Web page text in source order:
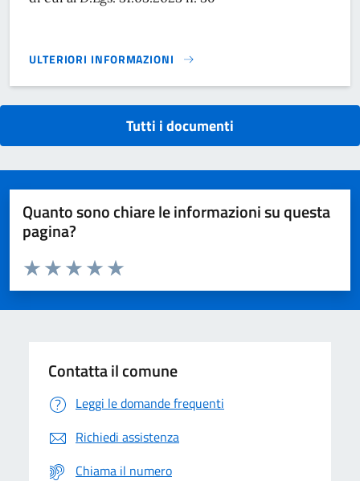
ULTERIORI INFORMAZIONI
ADOZIONE SCHEMA PROGRAMMA TRIENNALE DEI
Tutti i documenti
Quanto sono chiare le informazioni su questa
pagina?
Domanda
Valuta da 1 a 5 stelle la pagina
Valuta 5 stelle su 5
Valuta 4 stelle su 5
Valuta 3 stelle su 5
Valuta 2 stelle su 5
Valuta 1 stelle su 5
Contatta il comune
Leggi le domande frequenti
Richiedi assistenza
Chiama il numero